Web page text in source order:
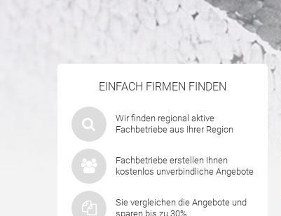
EINFACH FIRMEN FINDEN
Wir finden regional aktive
Fachbetriebe aus Ihrer Region
Fachbetriebe erstellen Ihnen
kostenlos unverbindliche Angebote
Sie vergleichen die Angebote und
sparen bis zu 30%